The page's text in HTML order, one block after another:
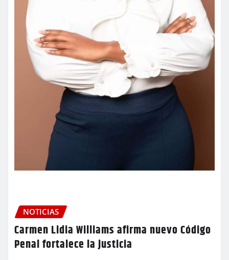
NOTICIAS
Carmen Lidia Williams afirma nuevo Código
Penal fortalece la justicia